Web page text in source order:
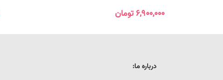
۶,۹۰۰,۰۰۰تومان
درباره ما: